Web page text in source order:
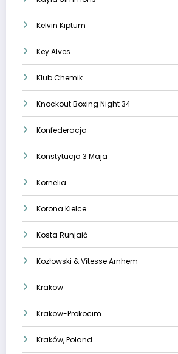
Kelvin Kiptum
Key Alves
Klub Chemik
Knockout Boxing Night 34
Konfederacja
Konstytucja 3 Maja
Kornelia
Korona Kielce
Kosta Runjaić
Kozłowski & Vitesse Arnhem
Krakow
Krakow-Prokocim
Kraków, Poland